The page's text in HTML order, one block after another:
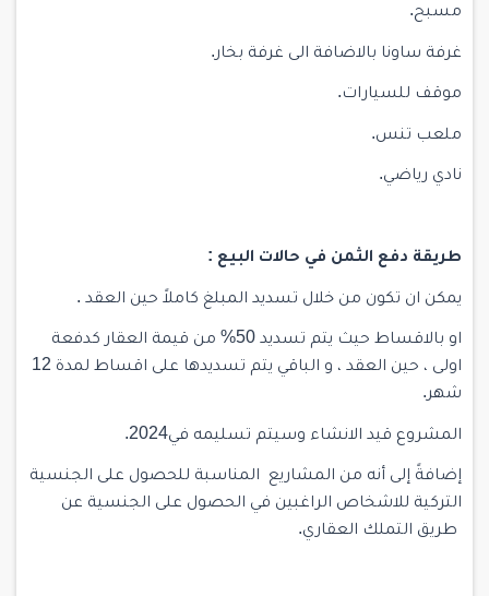
مسبح.
غرفة ساونا بالاضافة الى غرفة بخار.
موقف للسيارات.
ملعب تنس.
نادي رياضي.
طريقة دفع الثمن في حالات البيع :
يمكن ان تكون من خلال تسديد المبلغ كاملاً حين العقد .
او بالاقساط حيث يتم تسديد 50% من قيمة العقار كدفعة
شهر.
المشروع قيد الانشاء وسيتم تسليمه في2024.
إضافةً إلى أنه من المشاريع المناسبة للحصول على الجنسية
التركية للاشخاص الراغبين في الحصول على الجنسية عن
طريق التملك العقاري.